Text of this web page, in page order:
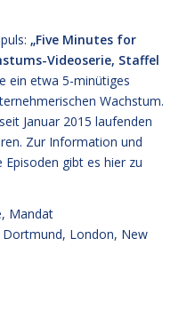
„Five Minutes for
Videoserie, Staffel
ein etwa 5-minütiges
Wachstum.
Januar 2015 laufenden
Zur Information und
Episoden gibt es hier zu
, Mandat
London, New